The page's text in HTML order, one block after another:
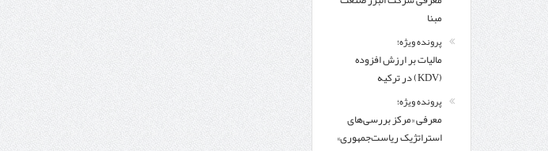
مبنا
پرونده ویژه؛
مالیات بر ارزش افزوده
(KDV) در ترکیه
پرونده ویژه؛
معرفی «مرکز بررسی‌های
استراتژیک ریاست‌جمهوری»